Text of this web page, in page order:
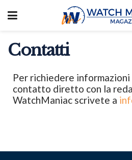
Contatti
Per richiedere informazioni
contatto diretto con la
WatchManiac scrivete a